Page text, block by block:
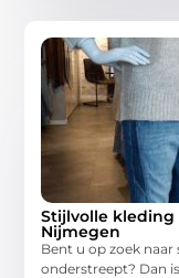
Stijlvolle
Nijmegen
Bent u op zoek
onderstreept? Dan